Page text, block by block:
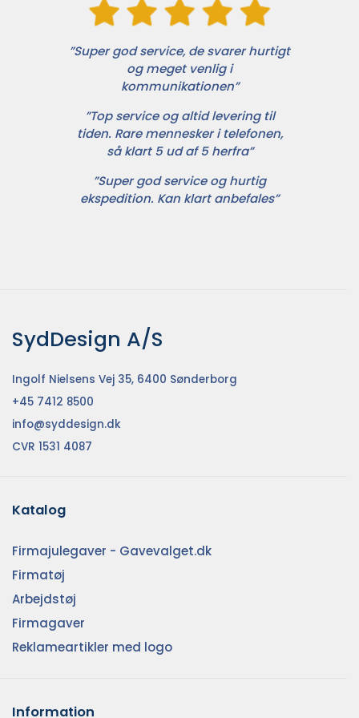
”Super god service, de svarer hurtigt
og meget venlig i
kommunikationen”
”Top service og altid levering til
tiden. Rare mennesker i telefonen,
så klart 5 ud af 5 herfra”
”Super god service og hurtig
ekspedition. Kan klart anbefales”
SydDesign A/S
Ingolf Nielsens Vej 35, 6400 Sønderborg
+45 7412 8500
info@syddesign.dk
CVR 1531 4087
Katalog
Firmajulegaver - Gavevalget.dk
Firmatøj
Arbejdstøj
Firmagaver
Reklameartikler med logo
Information